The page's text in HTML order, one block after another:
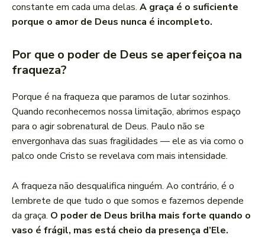
constante em cada uma delas. A graça é o suficiente
porque o amor de Deus nunca é incompleto.
Por que o poder de Deus se aperfeiçoa na
fraqueza?
Porque é na fraqueza que paramos de lutar sozinhos.
Quando reconhecemos nossa limitação, abrimos espaço
para o agir sobrenatural de Deus. Paulo não se
envergonhava das suas fragilidades — ele as via como o
palco onde Cristo se revelava com mais intensidade.
A fraqueza não desqualifica ninguém. Ao contrário, é o
lembrete de que tudo o que somos e fazemos depende
da graça. O poder de Deus brilha mais forte quando o
vaso é frágil, mas está cheio da presença d’Ele.